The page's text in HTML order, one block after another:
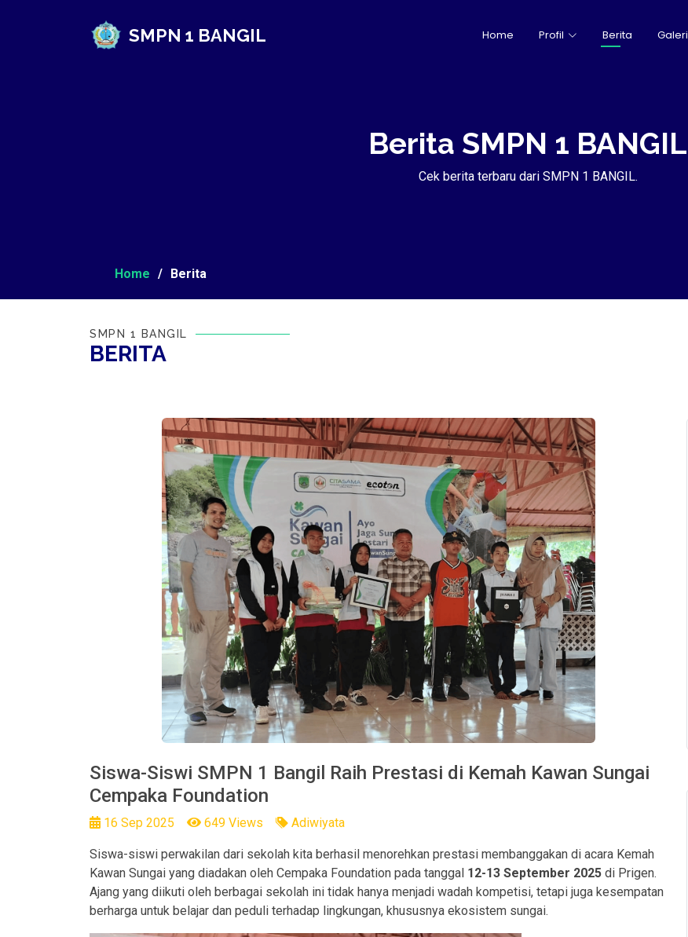
SMPN 1 BANGIL Home Profil Berita Galeri
Berita SMPN 1 BANGIL
Cek berita terbaru dari SMPN 1 BANGIL.
Home Berita
SMPN 1 BANGIL
BERITA
Siswa-Siswi SMPN 1 Bangil Raih Prestasi di Kemah Kawan Sungai
Cempaka Foundation
16 Sep 2025 649 Views Adiwiyata
Siswa-siswi perwakilan dari sekolah kita berhasil menorehkan prestasi membanggakan di acara Kemah
Kawan Sungai yang diadakan oleh Cempaka Foundation pada tanggal 12-13 September 2025 di Prigen.
Ajang yang diikuti oleh berbagai sekolah ini tidak hanya menjadi wadah kompetisi, tetapi juga kesempatan
berharga untuk belajar dan peduli terhadap lingkungan, khususnya ekosistem sungai.